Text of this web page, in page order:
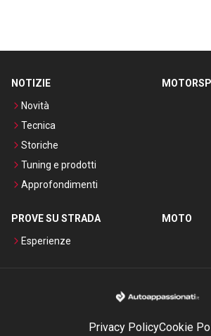
NOTIZIE
Novità
Tecnica
Storiche
Tuning e prodotti
Approfondimenti
PROVE SU STRADA
Esperienze
MOTO
Privacy PolicyCookie